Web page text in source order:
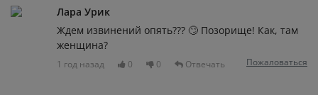
Лара Урик
Ждем извинений опять??? 🙄 Позорище! Как, там
женщина?
1 год назад 0 0 Отвечать Пожаловаться